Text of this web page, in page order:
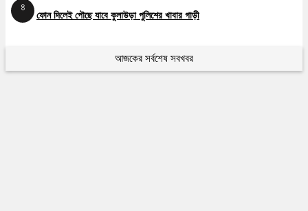
৪
ফোন দিলেই পৌছে যাবে কুলাউড়া পুলিশের খাবার গাড়ী
আজকের সর্বশেষ সবখবর